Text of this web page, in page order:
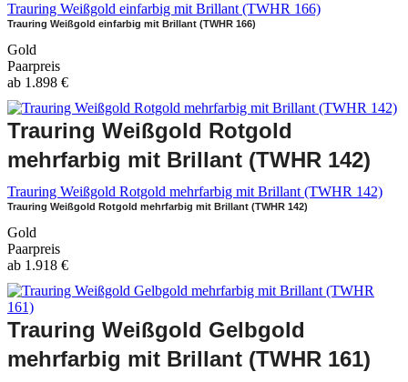
Trauring Weißgold einfarbig mit Brillant (TWHR 166)
Trauring Weißgold einfarbig mit Brillant (TWHR 166)
Gold
Paarpreis
ab 1.898 €
Trauring Weißgold Rotgold
mehrfarbig mit Brillant (TWHR 142)
Trauring Weißgold Rotgold mehrfarbig mit Brillant (TWHR 142)
Trauring Weißgold Rotgold mehrfarbig mit Brillant (TWHR 142)
Gold
Paarpreis
ab 1.918 €
Trauring Weißgold Gelbgold
mehrfarbig mit Brillant (TWHR 161)